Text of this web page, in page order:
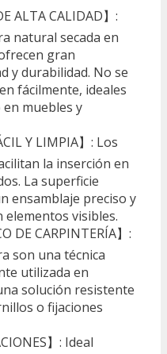
ALTA CALIDAD】:
natural secada en
gran
y durabilidad. No se
fácilmente, ideales
muebles y
Y LIMPIA】: Los
la inserción en
La superficie
ensamblaje preciso y
elementos visibles.
DE CARPINTERÍA】:
son una técnica
utilizada en
solución resistente
o fijaciones
】: Ideal